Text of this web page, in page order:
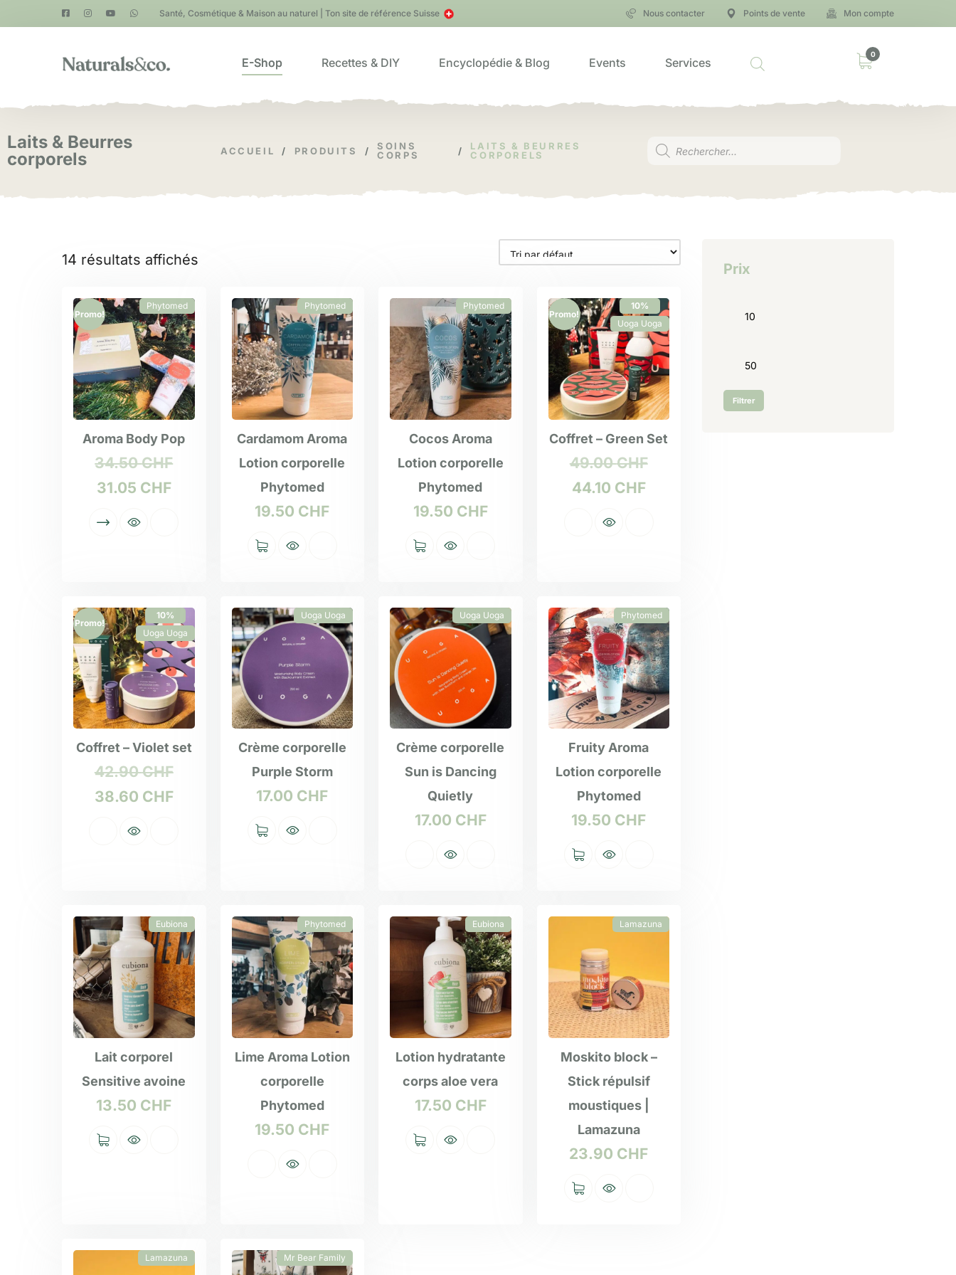
Santé, Cosmétique & Maison au naturel | Ton site de référence Suisse Nous contacter Points de vente Mon compte
E-Shop Recettes & DIY Encyclopédie & Blog Events Services
0
Laits & Beurres
corporels
ACCUEIL / PRODUITS /
SOINS
CORPS
/
LAITS & BEURRES
CORPORELS
14 résultats affichés
Promo!
Phytomed
Aroma Body Pop
34.50CHF
31.05 CHF
Phytomed
Cardamom Aroma
Lotion corporelle
Phytomed
19.50 CHF
Phytomed
Cocos Aroma
Lotion corporelle
Phytomed
19.50 CHF
Promo!
10%
Uoga Uoga
Coffret – Green Set
49.00CHF
44.10 CHF
Promo!
10%
Uoga Uoga
Coffret – Violet set
42.90CHF
38.60 CHF
Uoga Uoga
Crème corporelle
Purple Storm
17.00 CHF
Uoga Uoga
Crème corporelle
Sun is Dancing
Quietly
17.00 CHF
Phytomed
Fruity Aroma
Lotion corporelle
Phytomed
19.50 CHF
Eubiona
Lait corporel
Sensitive avoine
13.50 CHF
Phytomed
Lime Aroma Lotion
corporelle
Phytomed
19.50 CHF
Eubiona
Lotion hydratante
corps aloe vera
17.50 CHF
Lamazuna
Moskito block –
Stick répulsif
moustiques |
Lamazuna
23.90 CHF
Lamazuna Mr Bear Family
Prix
Filtrer